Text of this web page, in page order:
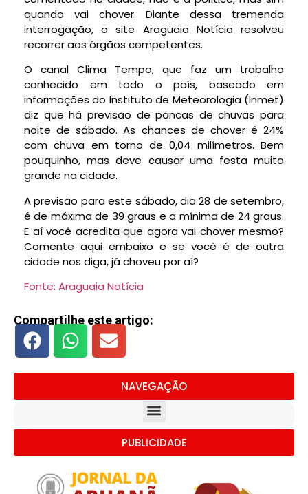
quando vai chover. Diante dessa tremenda
interrogação, o site Araguaia Notícia resolveu
recorrer aos órgãos competentes.
O canal Clima Tempo, que faz um trabalho
conhecido em todo o país, baseado em
informações do Instituto de Meteorologia (Inmet)
diz que há previsão de pancas de chuvas para
noite de sábado. As chances de chover é 24%
com chuva em torno de 0,04 milímetros. Bem
pouquinho, mas deve causar uma festa muito
grande na cidade.
A previsão para este sábado, dia 28 de setembro,
é de máxima de 39 graus e a mínima de 24 graus.
E aí você acredita que agora vai chover mesmo?
Comente aqui embaixo e se você é de outra
cidade nos diga, já choveu por aí?
Fonte: Araguaia Notícia
Compartilhe este artigo:
NAVEGAÇÃO
PUBLICIDADE